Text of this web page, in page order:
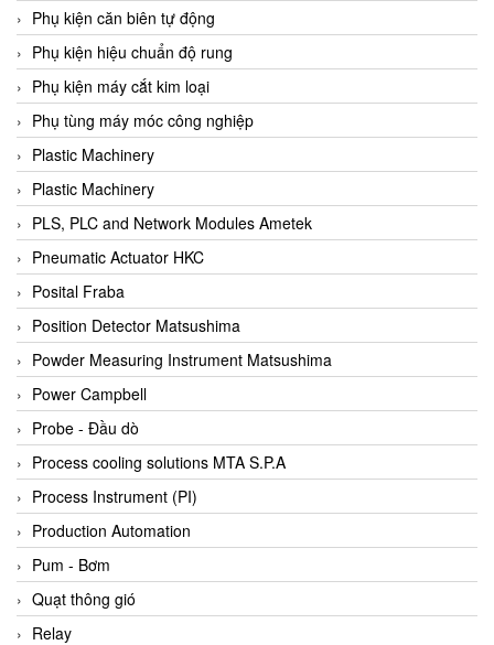
Benetech Vietnam
Bently Nevada
Bentone Vietnam
Bernstein Vietnam
Berthold
Bestech
Bestech
BETA
Bifold
Bihl+wiedemann
Bihl+wiedemann
Bilz
Binder Connector
Biotech
BirdX Vietnam
BK Vibro
Black Box
BlackBox Vietnam
BLAGDON PUMP
Phụ kiện căn biên tự động
Phụ kiện hiệu chuẩn độ rung
Phụ kiện máy cắt kim loại
Phụ tùng máy móc công nghiệp
Plastic Machinery
Plastic Machinery
PLS, PLC and Network Modules Ametek
Pneumatic Actuator HKC
Posital Fraba
Position Detector Matsushima
Powder Measuring Instrument Matsushima
Power Campbell
Probe - Đầu dò
Process cooling solutions MTA S.P.A
Process Instrument (PI)
Production Automation
Pum - Bơm
Quạt thông gió
Relay